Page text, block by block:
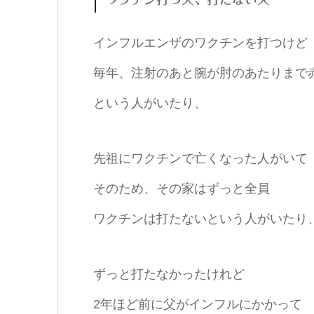
インフルエンザのワクチンを打つけど
毎年、注射のあと腕が肘のあたりまで
という人がいたり、
先祖にワクチンで亡くなった人がいて
そのため、その家はずっと全員
ワクチンは打たないという人がいたり、
ずっと打たなかったけれど
2年ほど前に父がインフルにかかって